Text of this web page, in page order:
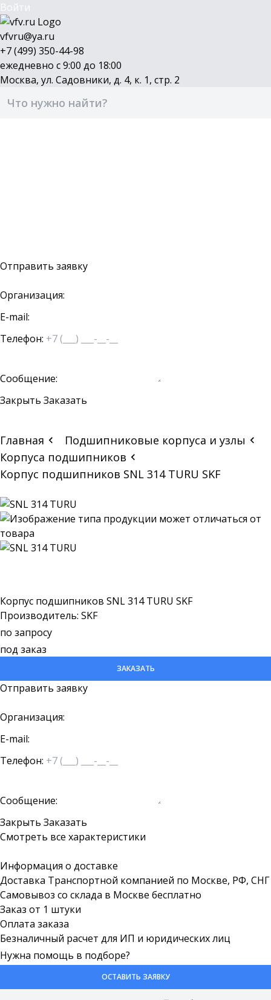
Войти
vfvru@ya.ru
+7 (499) 350-44-98
ежедневно с 9:00 до 18:00
Москва, ул. Садовники, д. 4, к. 1, стр. 2
Отправить заявку
Организация:
E-mail:
Телефон:
Сообщение:
Закрыть Заказать
Главная
Подшипниковые корпуса и узлы
Корпуса подшипников
Корпус подшипников SNL 314 TURU SKF
Корпус подшипников SNL 314 TURU SKF
Производитель: SKF
по запросу
под заказ
ЗАКАЗАТЬ
Отправить заявку
Организация:
E-mail:
Телефон:
Сообщение:
Закрыть Заказать
Смотреть все характеристики
Информация о доставке
Доставка Транспортной компанией по Москве, РФ, СНГ
Самовывоз со склада в Москве бесплатно
Заказ от 1 штуки
Оплата заказа
Безналичный расчет для ИП и юридических лиц
Нужна помощь в подборе?
ОСТАВИТЬ ЗАЯВКУ